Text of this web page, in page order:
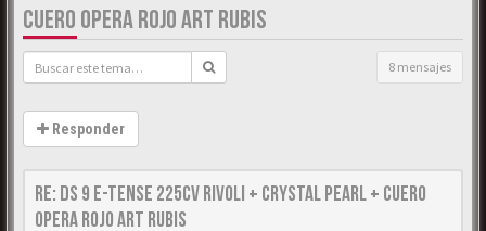
CUERO OPERA ROJO ART RUBIS
8 mensajes
Responder
Re: DS 9 E-Tense 225cv Rivoli + Crystal Pearl + Cuero
Opera Rojo Art Rubis